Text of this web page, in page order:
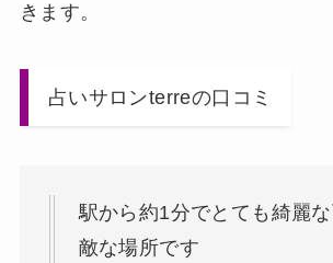
きます。
占いサロンterreの口コミ
駅から約1分でとても綺麗
敵な場所です